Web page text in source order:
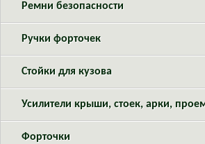
Ремни безопасности
Ручки форточек
Стойки для кузова
Усилители крыши, стоек, арки,
Форточки